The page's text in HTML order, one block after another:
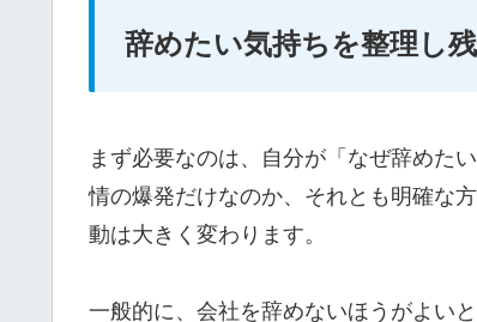
辞めたい気持ちを整理し
まず必要なのは、自分が「なぜ辞めた
情の爆発だけなのか、それとも明確な
動は大きく変わります。
一般的に、会社を辞めないほうがよい